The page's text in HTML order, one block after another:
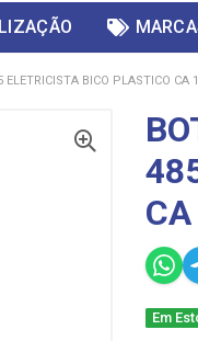
BICO PLASTICO CA
Em